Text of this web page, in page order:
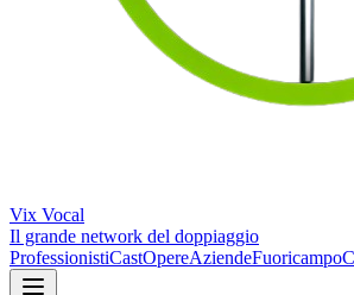
Vix Vocal
Il grande network del doppiaggio
ProfessionistiCastOpereAziendeFuoricampo